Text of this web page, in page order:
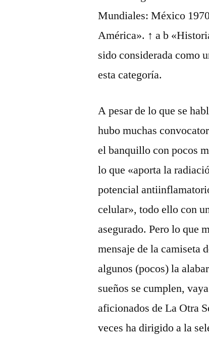
Mundiales: México
América». ↑ a b
sido considerada como
esta categoría.
A pesar de lo que se
hubo muchas
el banquillo con pocos
lo que «aporta la
potencial
celular», todo ello con
asegurado. Pero lo que
mensaje de la camiseta
algunos (pocos) la
sueños se cumplen,
aficionados de La Otra
veces ha dirigido a la